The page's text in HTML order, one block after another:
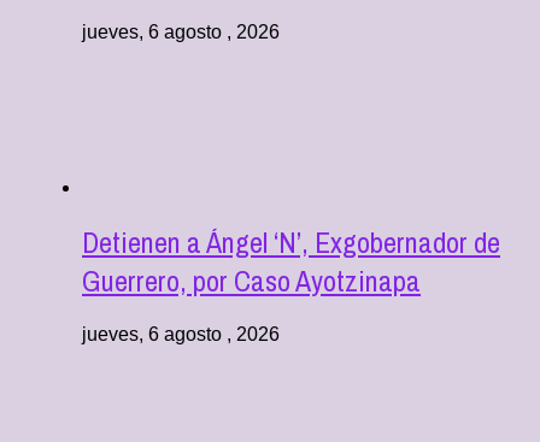
jueves, 6 agosto , 2026
Detienen a Ángel ‘N’, Exgobernador de
Guerrero, por Caso Ayotzinapa
jueves, 6 agosto , 2026